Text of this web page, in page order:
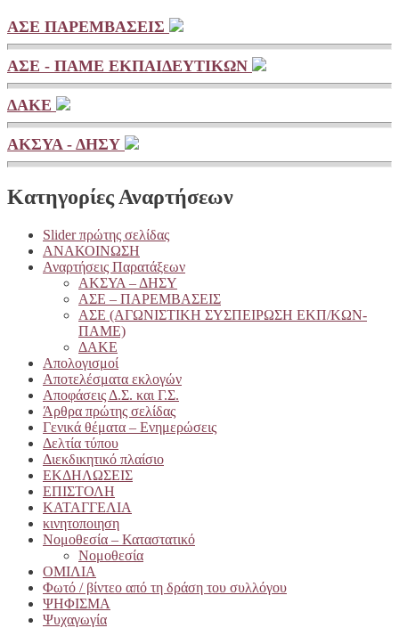
ΑΣΕ ΠΑΡΕΜΒΑΣΕΙΣ
ΑΣΕ - ΠΑΜΕ ΕΚΠΑΙΔΕΥΤΙΚΩΝ
ΔΑΚΕ
ΑΚΣΥΑ - ΔΗΣΥ
Κατηγορίες Αναρτήσεων
Slider πρώτης σελίδας
ΑΝΑΚΟΙΝΩΣΗ
Αναρτήσεις Παρατάξεων
ΑΚΣΥΑ – ΔΗΣΥ
ΑΣΕ – ΠΑΡΕΜΒΑΣΕΙΣ
ΑΣΕ (ΑΓΩΝΙΣΤΙΚΗ ΣΥΣΠΕΙΡΩΣΗ ΕΚΠ/ΚΩΝ-
ΠΑΜΕ)
ΔΑΚΕ
Απολογισμοί
Αποτελέσματα εκλογών
Αποφάσεις Δ.Σ. και Γ.Σ.
Άρθρα πρώτης σελίδας
Γενικά θέματα – Ενημερώσεις
Δελτία τύπου
Διεκδικητικό πλαίσιο
ΕΚΔΗΛΩΣΕΙΣ
ΕΠΙΣΤΟΛΗ
ΚΑΤΑΓΓΕΛΙΑ
κινητοποιηση
Νομοθεσία – Καταστατικό
Νομοθεσία
ΟΜΙΛΙΑ
Φωτό / βίντεο από τη δράση του συλλόγου
ΨΗΦΙΣΜΑ
Ψυχαγωγία